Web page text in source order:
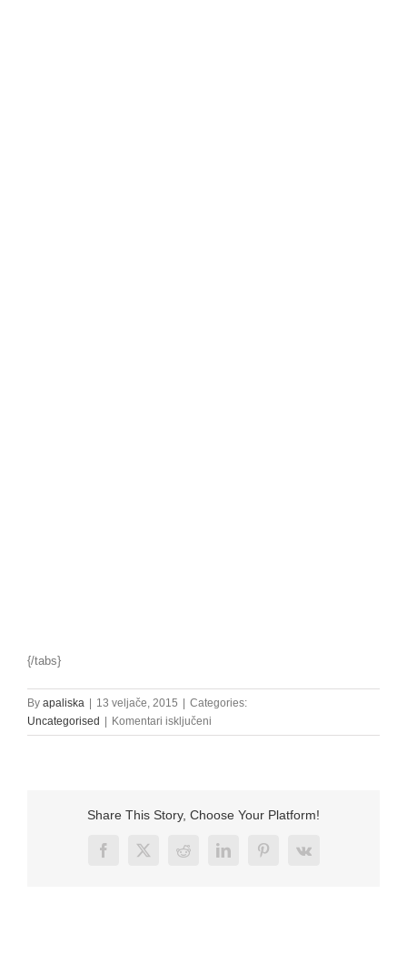
{/tabs}
By apaliska 13 veljače, 2015
Categories:
Uncategorised
Komentari isključeni
raspored
Share This Story, Choose Your Platform!
Facebook
X RedditLinkedInPinterest
Vk